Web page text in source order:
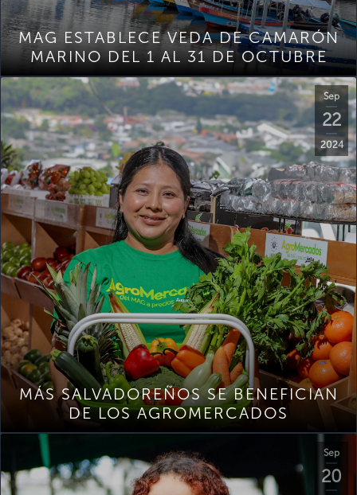
MAG ESTABLECE VEDA DE CAMARÓN
MARINO DEL 1 AL 31 DE OCTUBRE
Sep
22
2024
MÁS SALVADOREÑOS SE BENEFICIAN
DE LOS AGROMERCADOS
Sep
20